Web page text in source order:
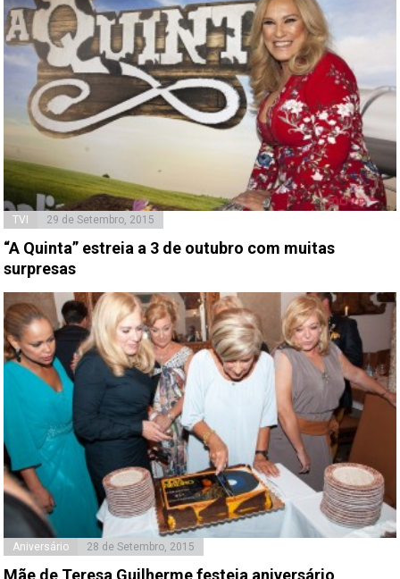
TVI 29 de Setembro, 2015
“A Quinta” estreia a 3 de outubro com muitas
surpresas
Aniversário 28 de Setembro, 2015
Mãe de Teresa Guilherme festeja aniversário